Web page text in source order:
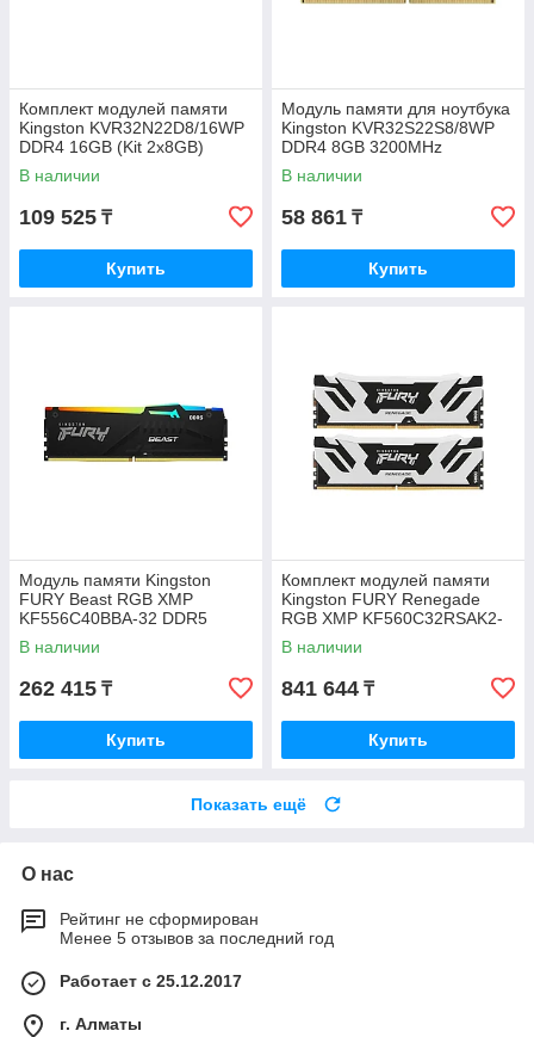
Комплект модулей памяти
Kingston KVR32N22D8/16WP
DDR4 16GB (Kit 2x8GB)
3200MHz
(KVR32N22D8/16WP)
В наличии
109 525 ₸
Купить
Модуль памяти для ноутбука
Kingston KVR32S22S8/8WP
DDR4 8GB 3200MHz
(KVR32S22S8/8WP)
В наличии
58 861 ₸
Купить
Модуль памяти Kingston
FURY Beast RGB XMP
KF556C40BBA-32 DDR5
32GB
В наличии
262 415 ₸
Купить
Комплект модулей памяти
Kingston FURY Renegade
RGB XMP KF560C32RSAK2-
96 DDR5 96GB
В наличии
841 644 ₸
Купить
Показать ещё
О нас
Рейтинг не сформирован
Менее 5 отзывов за последний год
Работает с 25.12.2017
г. Алматы